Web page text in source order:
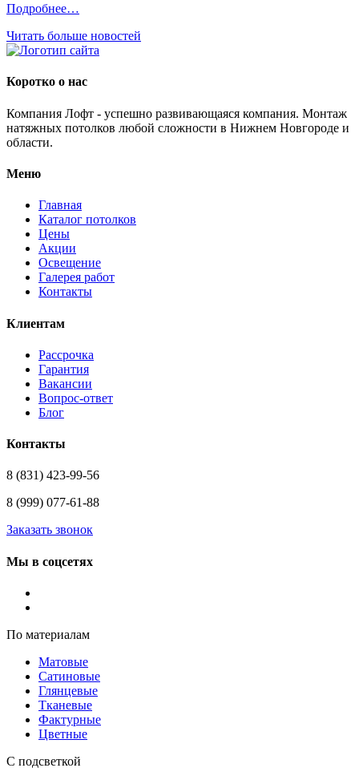
Подробнее…
Читать больше новостей
Коротко о нас
Компания Лофт - успешно развивающаяся компания. Монтаж
натяжных потолков любой сложности в Нижнем Новгороде и
области.
Меню
Главная
Каталог потолков
Цены
Акции
Освещение
Галерея работ
Контакты
Клиентам
Рассрочка
Гарантия
Вакансии
Вопрос-ответ
Блог
Контакты
8 (831) 423-99-56
8 (999) 077-61-88
Заказать звонок
Мы в соцсетях
По материалам
Матовые
Сатиновые
Глянцевые
Тканевые
Фактурные
Цветные
С подсветкой